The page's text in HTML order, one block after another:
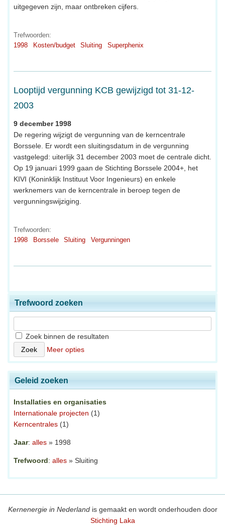
uitgegeven zijn, maar ontbreken cijfers.
Trefwoorden:
1998
Kosten/budget Sluiting Superphenix
Looptijd vergunning KCB gewijzigd tot 31-12-
2003
9 december 1998
De regering wijzigt de vergunning van de kerncentrale
Borssele. Er wordt een sluitingsdatum in de vergunning
vastgelegd: uiterlijk 31 december 2003 moet de centrale dicht.
Op 19 januari 1999 gaan de Stichting Borssele 2004+, het
KIVI (Koninklijk Instituut Voor Ingenieurs) en enkele
werknemers van de kerncentrale in beroep tegen de
vergunningswijziging.
Trefwoorden:
1998
Borssele Sluiting Vergunningen
Trefwoord zoeken
Zoek binnen de resultaten
Meer opties
Geleid zoeken
Installaties en organisaties
Internationale projecten (1)
Kerncentrales (1)
Jaar: alles » 1998
Trefwoord: alles » Sluiting
Kernenergie in Nederlandis gemaakt en wordt onderhouden door
Stichting Laka